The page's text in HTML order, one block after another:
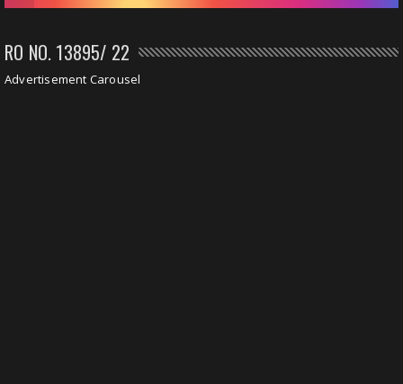
RO NO. 13895/ 22
Advertisement Carousel